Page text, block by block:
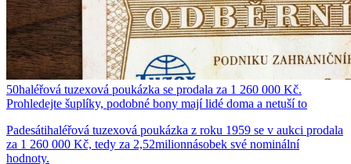
50haléřová tuzexová poukázka se prodala za 1 260 000 Kč.
Prohledejte šuplíky, podobné bony mají lidé doma a netuší to
Padesátihaléřová tuzexová poukázka z roku 1959 se v aukci prodala
za 1 260 000 Kč, tedy za 2,52milionnásobek své nominální
hodnoty.